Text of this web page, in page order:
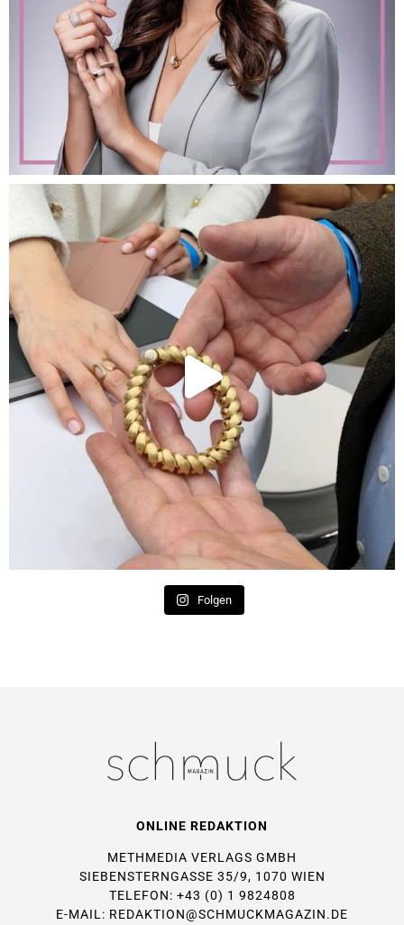
Folgen
ONLINE REDAKTION
METHMEDIA VERLAGS GMBH
SIEBENSTERNGASSE 35/9, 1070 WIEN
TELEFON: +43 (0) 1 9824808
E-MAIL: REDAKTION@SCHMUCKMAGAZIN.DE